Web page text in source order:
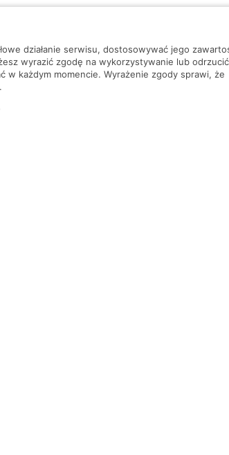
działanie serwisu, dostosowywać jego
wyrazić zgodę na wykorzystywanie lub
każdym momencie. Wyrażenie zgody sprawi, że